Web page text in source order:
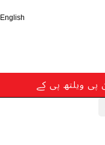
English
پی ویلتھ پی کے